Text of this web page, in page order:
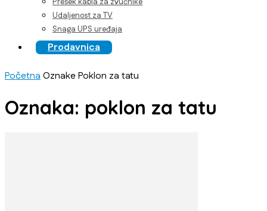
Udaljenost za TV
Snaga UPS uređaja
Prodavnica
PočetnaOznakePoklon za tatu
Oznaka: poklon za tatu